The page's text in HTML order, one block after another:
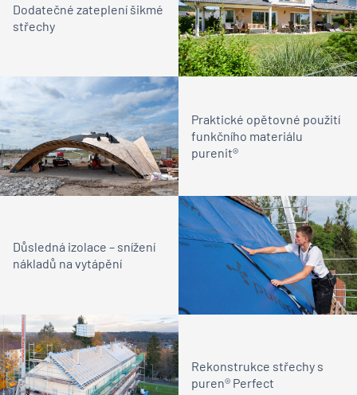
Dodatečné zateplení šikmé
střechy
Praktické opětovné použití
funkčního materiálu
purenit®
Důsledná izolace – snížení
nákladů na vytápění
Rekonstrukce střechy s
puren® Perfect